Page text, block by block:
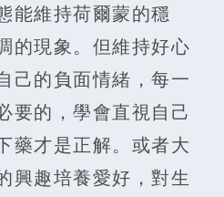
能維持荷爾蒙的穩
的現象。但維持好心
己的負面情緒，每一
要的，學會直視自己
藥才是正解。或者大
興趣培養愛好，對生